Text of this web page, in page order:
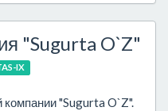
"Sugurta O`Z"
IX
"Sugurta O`Z".